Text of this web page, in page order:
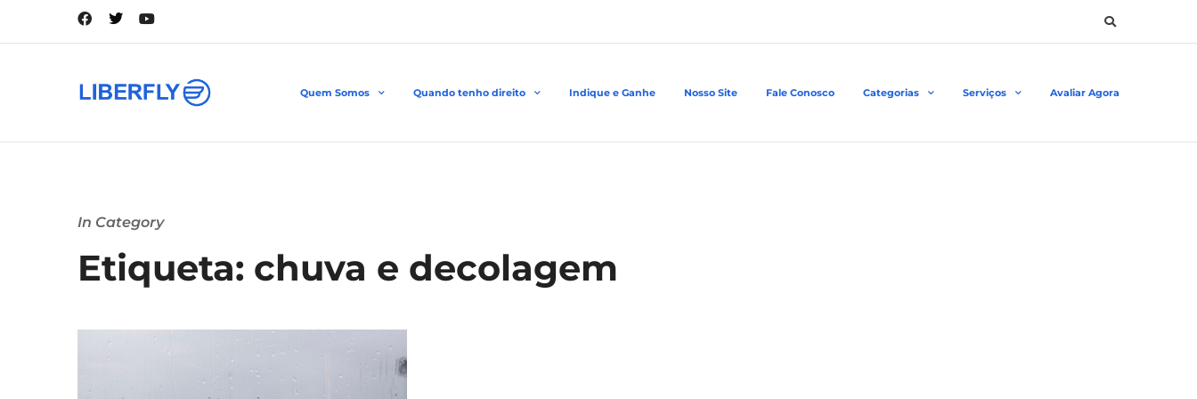
Quem Somos Quando tenho direito Indique e Ganhe Nosso Site Fale Conosco Categorias Serviços Avaliar Agora
In Category
Etiqueta: chuva e decolagem